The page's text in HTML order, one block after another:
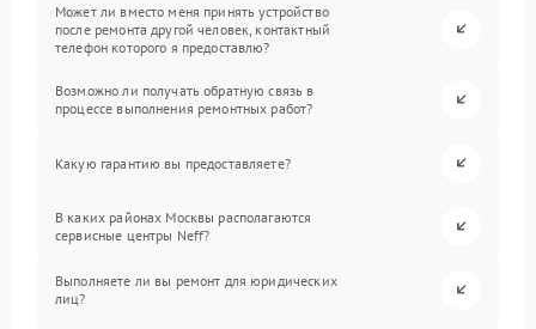
Может ли вместо меня принять устройство
после ремонта другой человек, контактный
телефон которого я предоставлю?
Возможно ли получать обратную связь в
процессе выполнения ремонтных работ?
Какую гарантию вы предоставляете?
В каких районах Москвы располагаются
сервисные центры Neff?
Выполняете ли вы ремонт для юридических
лиц?